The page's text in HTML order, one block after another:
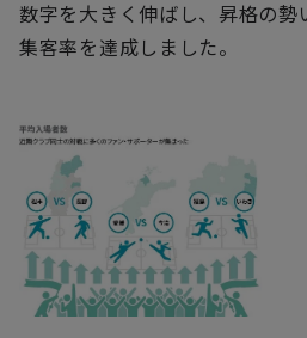
数字を大きく伸ばし、昇格の勢
集客率を達成しました。